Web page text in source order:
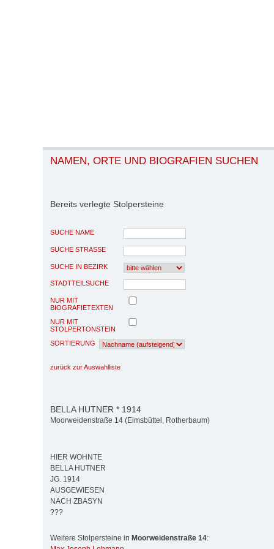
NAMEN, ORTE UND BIOGRAFIEN SUCHEN
Bereits verlegte Stolpersteine
SUCHE NAME
SUCHE STRASSE
SUCHE IN BEZIRK
STADTTEILSUCHE
NUR MIT
BIOGRAFIETEXTEN
NUR MIT
STOLPERTONSTEIN
SORTIERUNG
zurück zur Auswahlliste
BELLA HUTNER * 1914
Moorweidenstraße 14 (Eimsbüttel, Rotherbaum)
HIER WOHNTE
BELLA HUTNER
JG. 1914
AUSGEWIESEN
NACH ZBASYN
???
Weitere Stolpersteine in Moorweidenstraße 14: